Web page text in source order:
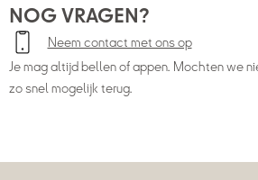
NOG VRAGEN?
Neem contact met ons op
Je mag altijd bellen of appen. Mochten we
zo snel mogelijk terug.